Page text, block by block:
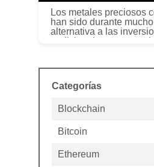
Los metales preciosos
han sido durante
alternativa a las
tradicionales como
Reserva F...
Categorías
Blockchain
Bitcoin
Ethereum